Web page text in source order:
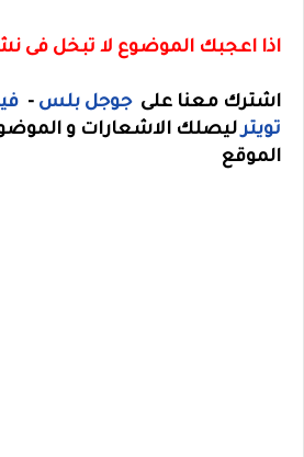
اذا اعجبك الموضوع لا تبخل فى
اشترك معنا علىجوجل بلس -
تويترليصلك الاشعارات و
الموقع